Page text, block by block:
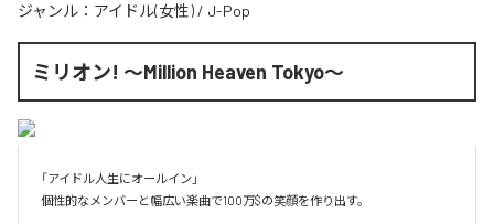
ジャンル： アイドル(女性) / J-Pop
ミリオン! 〜Million Heaven Tokyo〜
「アイドル人生にオールイン」
個性的なメンバーと幅広い楽曲で100万$の笑顔を作り出す。